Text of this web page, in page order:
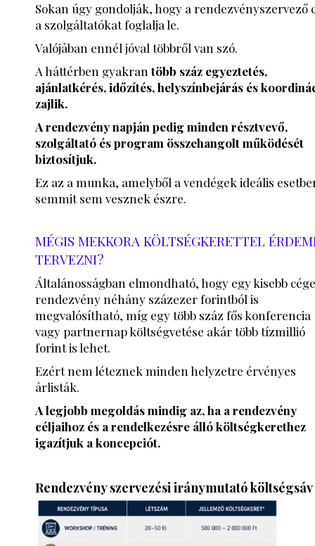
Sokan úgy gondolják, hogy a rendezvényszervező
a szolgáltatókat foglalja le.
Valójában ennél jóval többről van szó.
A háttérben gyakrantöbb száz egyeztetés,
ajánlatkérés, időzítés, helyszínbejárás és
zajlik.
A rendezvény napján pedig minden résztvevő,
szolgáltató és program összehangolt működését
biztosítjuk.
Ez az a munka, amelyből a vendégek ideális
semmit sem vesznek észre.
MÉGIS MEKKORA KÖLTSÉGKERETTEL
TERVEZNI?
Általánosságban elmondható, hogy egy kisebb
rendezvény néhány százezer forintból is
megvalósítható, míg egy több száz fős konferencia
vagy partnernap költségvetése akár több tízmillió
forint is lehet.
Ezért nem léteznek minden helyzetre érvényes
árlisták.
A legjobb megoldás mindig az, ha a rendezvény
céljaihoz és a rendelkezésre álló költségkerethez
igazítjuk a koncepciót.
Rendezvény szervezési iránymutató költségsáv